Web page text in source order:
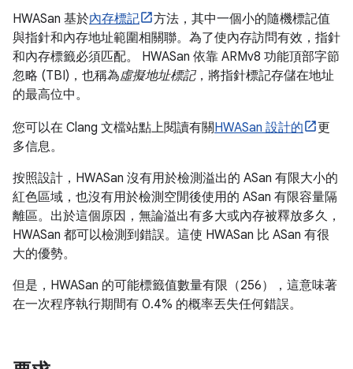
HWASan 基於內存標記
方法，其中一個小的隨機標記值
與指針和內存地址範圍相關聯。為了使內存訪問有效，指針
和內存標籤必須匹配。 HWASan 依靠 ARMv8 功能頂部字節
忽略 (TBI)，也稱為虛擬地址標記，將指針標記存儲在地址
的最高位中。
您可以在 Clang 文檔站點上閱讀有關HWASan 設計的
更
多信息。
按照設計，HWASan 沒有用於檢測溢出的 ASan 有限大小的
紅色區域，也沒有用於檢測空閒後使用的 ASan 有限容量隔
離區。出於這個原因，無論溢出有多大或內存被釋放多久，
HWASan 都可以檢測到錯誤。這使 HWASan 比 ASan 有很
大的優勢。
但是，HWASan 的可能標籤值數量有限（256），這意味著
在一次程序執行期間有 0.4% 的概率丟失任何錯誤。